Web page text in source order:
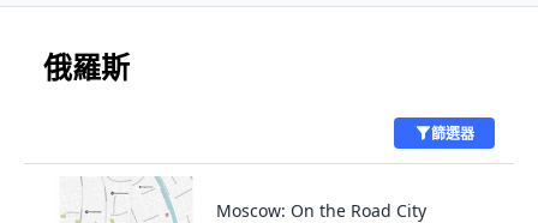
俄羅斯
篩選器
Moscow: On the Road City